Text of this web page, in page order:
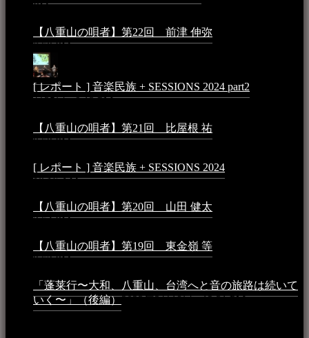
PM
【八重山の唄者】第22回 前津 伸弥
7:50 PM
[ レポート ] 音楽民族 + SESSIONS 2024 part2
月25日 - 9:13 PM
【八重山の唄者】第21回 比屋根 祐
8:59 PM
[ レポート ] 音楽民族 + SESSIONS 2024
10:16 AM
【八重山の唄者】第20回 山田 健太
3:54 PM
【八重山の唄者】第19回 東金嶺 等
9:52 PM
「蓬莱行〜大和、八重山、台湾へと音の旅路は続いて
いく〜」（後編）2023年3月18日 - 12:31 PM